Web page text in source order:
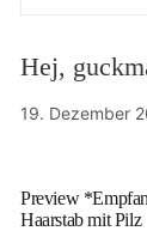
Hej,
19. Dezember
Preview
Haarstab mit Pilz